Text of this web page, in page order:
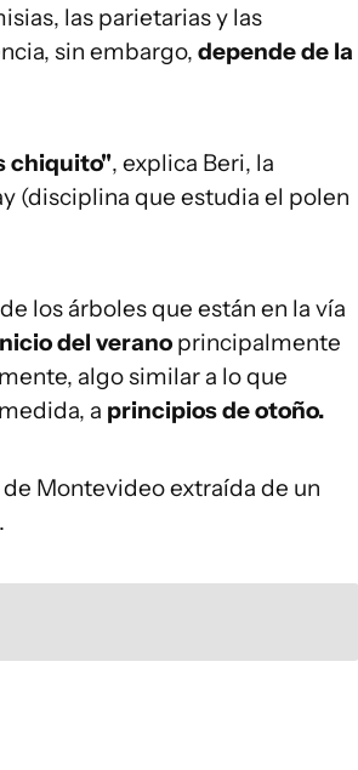
las parietarias y las
sin embargo, depende de la
chiquito", explica Beri, la
(disciplina que estudia el polen
los árboles que están en la vía
del verano principalmente
algo similar a lo que
a principios de otoño.
Montevideo extraída de un